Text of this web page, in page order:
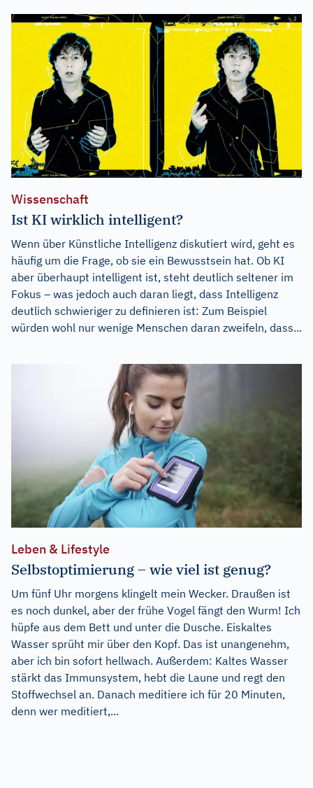
Wissenschaft
Ist KI wirklich intelligent?
Wenn über Künstliche Intelligenz diskutiert wird, geht es
häufig um die Frage, ob sie ein Bewusstsein hat. Ob KI
aber überhaupt intelligent ist, steht deutlich seltener im
Fokus – was jedoch auch daran liegt, dass Intelligenz
deutlich schwieriger zu definieren ist: Zum Beispiel
würden wohl nur wenige Menschen daran zweifeln, dass...
Leben & Lifestyle
Selbstoptimierung – wie viel ist genug?
Um fünf Uhr morgens klingelt mein Wecker. Draußen ist
es noch dunkel, aber der frühe Vogel fängt den Wurm! Ich
hüpfe aus dem Bett und unter die Dusche. Eiskaltes
Wasser sprüht mir über den Kopf. Das ist unangenehm,
aber ich bin sofort hellwach. Außerdem: Kaltes Wasser
stärkt das Immunsystem, hebt die Laune und regt den
Stoffwechsel an. Danach meditiere ich für 20 Minuten,
denn wer meditiert,...